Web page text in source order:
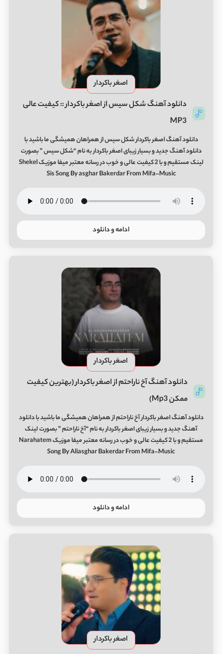
اصغر باکردار
دانلود آهنگ شکل سیس از اصغر باکردار :: کیفیت عالی
MP3
دانلود آهنگ اصغر باکردار شکل سیس از همراهان همیشگی ما باشید با
دانلود آهنگ جدید و بسیار زیبای اصغر باکردار به نام “شکل سیس ” بصورت
لینک مستقیم و با 2 کیفیت عالی و خوب در رسانه معتبر میفا موزیک Shekel
Sis Song By asghar Bakerdar From Mifa-Music
ادامه و دانلود
اصغر باکردار
دانلود آهنگ آخ ناراحتم از اصغر باکردار (بهترین کیفیت
ممکن Mp3)
دانلود آهنگ اصغر باکردار آخ ناراحتم از همراهان همیشگی ما باشید با دانلود
آهنگ جدید و بسیار زیبای اصغر باکردار به نام “آخ ناراحتم ” بصورت لینک
مستقیم و با 2 کیفیت عالی و خوب در رسانه معتبر میفا موزیک Narahatem
Song By Aliasghar Bakerdar From Mifa-Music
ادامه و دانلود
اصغر باکردار